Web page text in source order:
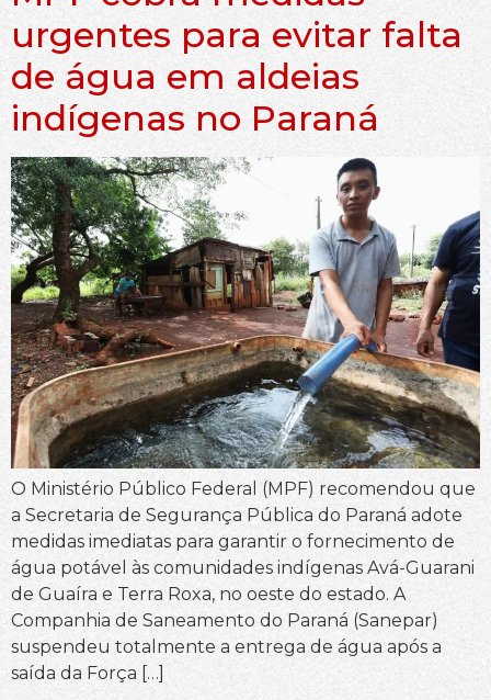
urgentes para evitar falta
de água em aldeias
indígenas no Paraná
O Ministério Público Federal (MPF) recomendou que
a Secretaria de Segurança Pública do Paraná adote
medidas imediatas para garantir o fornecimento de
água potável às comunidades indígenas Avá-Guarani
de Guaíra e Terra Roxa, no oeste do estado. A
Companhia de Saneamento do Paraná (Sanepar)
suspendeu totalmente a entrega de água após a
saída da Força […]